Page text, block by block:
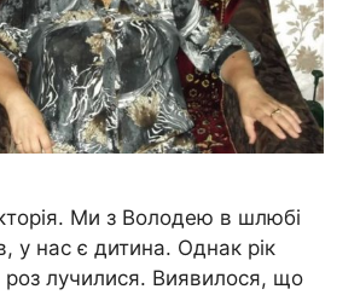
Ми з Володею в шлюбі
у нас є дитина. Однак рік
лучилися. Виявилося, що